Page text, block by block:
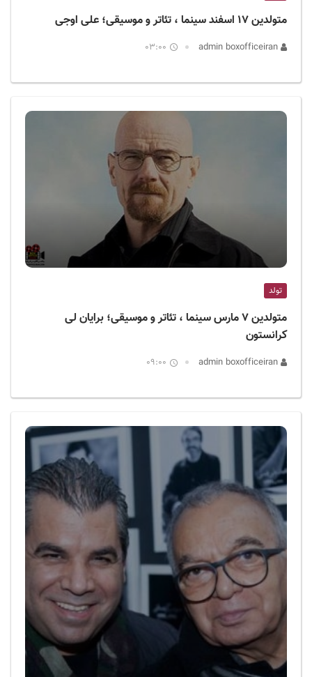
متولدین ۱۷ اسفند سینما ، تئاتر و موسیقی؛ علی اوجی
03:00
تولد
متولدین ۷ مارس سینما ، تئاتر و موسیقی؛ برایان لی
کرانستون
09:00